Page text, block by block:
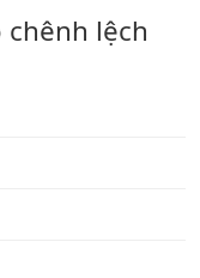
chênh lệch